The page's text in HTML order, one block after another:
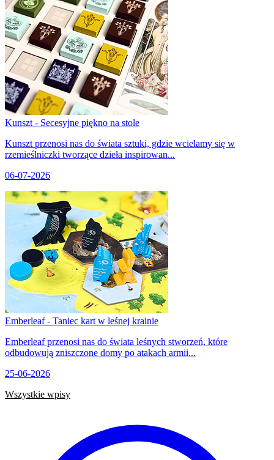
Kunszt - Secesyjne piękno na stole
Kunszt przenosi nas do świata sztuki, gdzie wcielamy się w
rzemieślniczki tworzące dzieła inspirowan...
06-07-2026
Emberleaf - Taniec kart w leśnej krainie
Emberleaf przenosi nas do świata leśnych stworzeń, które
odbudowują zniszczone domy po atakach armii...
25-06-2026
Wszystkie wpisy